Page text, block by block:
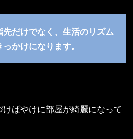
先だけでなく、生活のリズム
かけになります。
けばやけに部屋が綺麗になって